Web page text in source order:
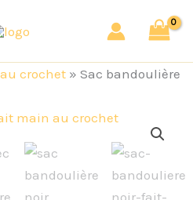
crochet » Sac bandoulière